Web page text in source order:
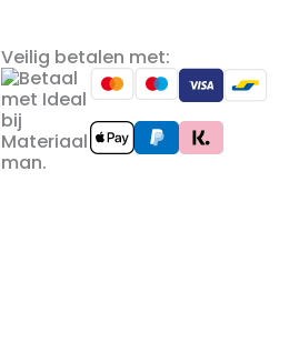
Veilig betalen met: